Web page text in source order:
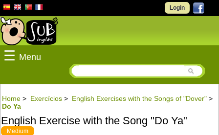
Login
☰ Menu
Home > Exercícios > English Exercises with the Songs of "Dover" >
Do Ya
English Exercise with the Song "Do Ya"
Medium